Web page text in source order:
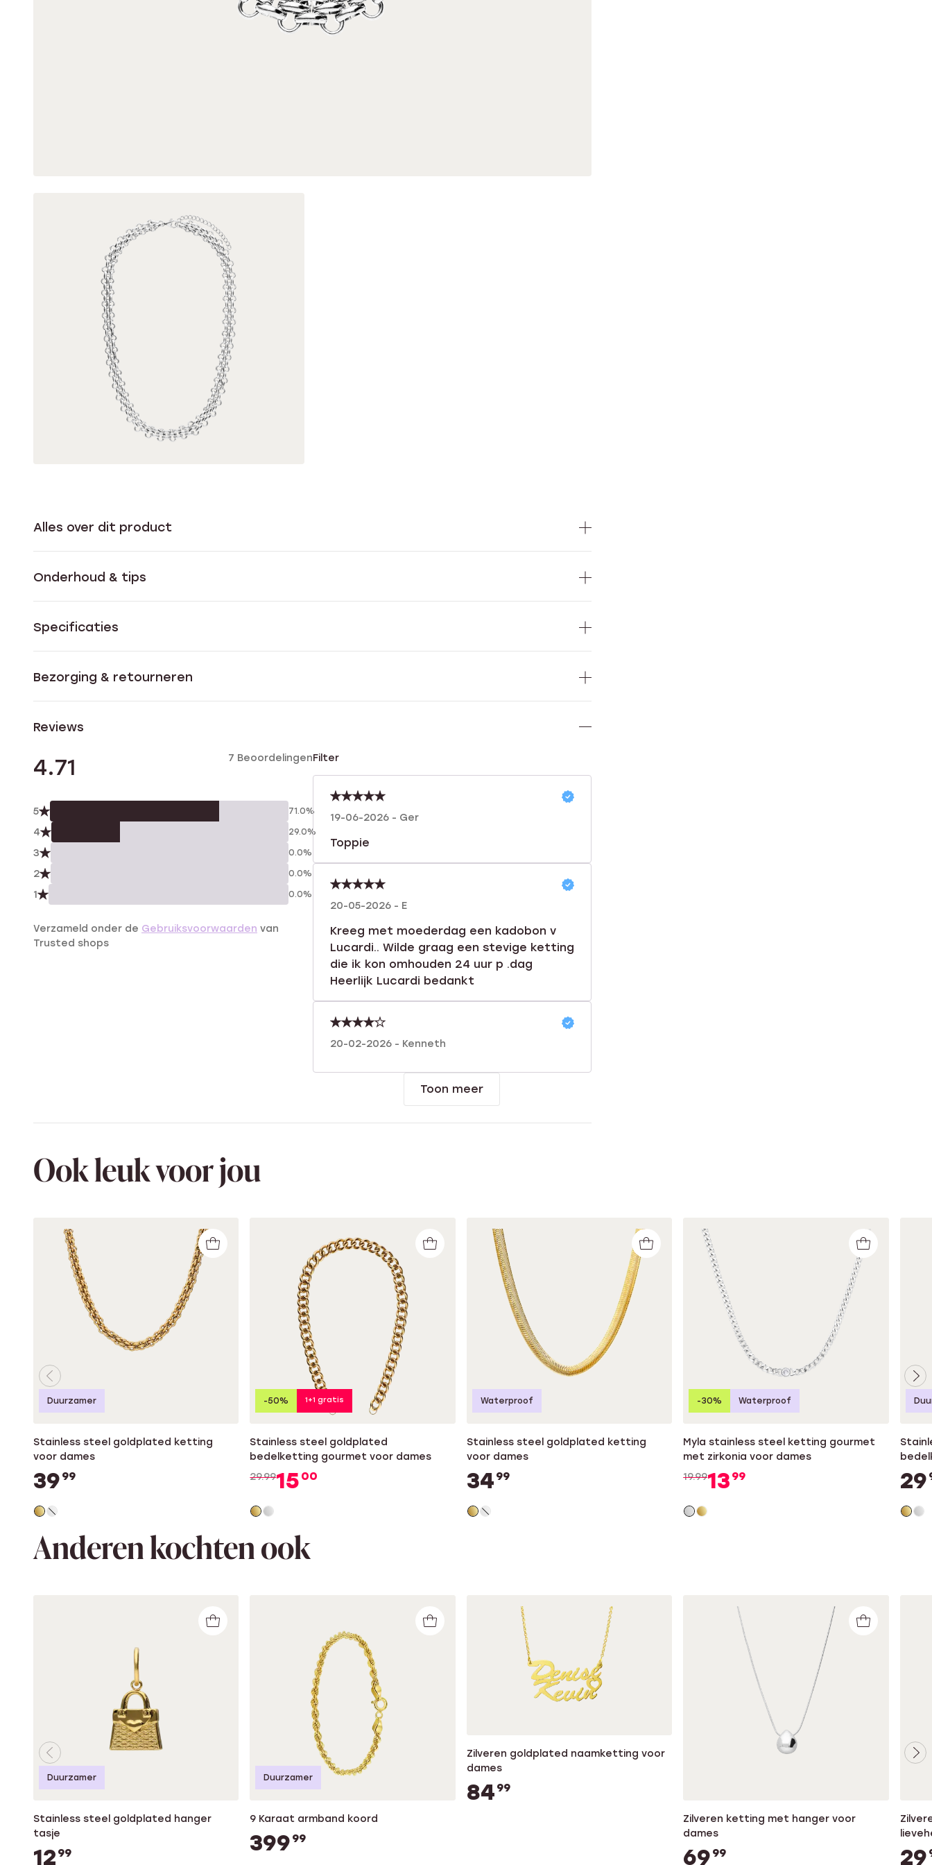
Alles over dit product
Onderhoud & tips
Specificaties
Bezorging & retourneren
Reviews
4.71 7 Beoordelingen
5 71.0%
4 29.0%
3 0.0%
2 0.0%
1 0.0%
Verzameld onder de Gebruiksvoorwaarden van
Trusted shops
Filter
19-06-2026 - Ger
Toppie
20-05-2026 - E
Kreeg met moederdag een kadobon v
Lucardi.. Wilde graag een stevige ketting
die ik kon omhouden 24 uur p .dag
Heerlijk Lucardi bedankt
20-02-2026 - Kenneth
Toon meer
Ook leuk voor jou
Stainless steel goldplated ketting
voor dames
39 99
Duurzamer
Stainless steel goldplated
bedelketting gourmet voor dames
29.9915 00
-50% 1+1 gratis
Stainless steel goldplated ketting
voor dames
34 99
Waterproof
Myla stainless steel ketting gourmet
met zirkonia voor dames
19.9913 99
-30% Waterproof
29
Anderen kochten ook
Stainless steel goldplated hanger
tasje
12 99
Duurzamer
9 Karaat armband koord
399 99
Duurzamer
Zilveren goldplated naamketting voor
dames
84 99
Zilveren ketting met hanger voor
dames
69 99 29